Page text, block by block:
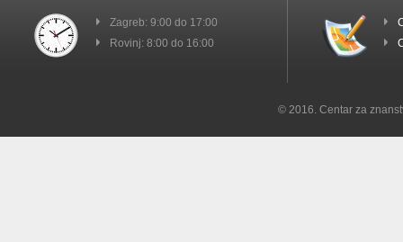
Zagreb: 9:00 do 17:00
Rovinj: 8:00 do 16:00
© 2016. Centar za